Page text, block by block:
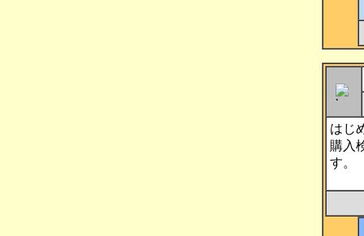
はじ
購入
す。